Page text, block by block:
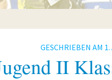
GESCHRIEBEN AM
II